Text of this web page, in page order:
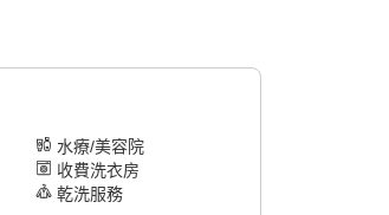
水療/美容院
收費洗衣房
乾洗服務